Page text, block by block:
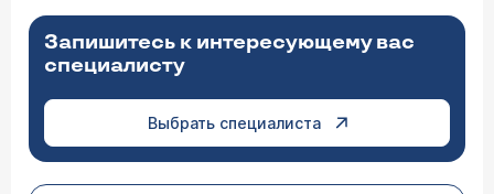
Запишитесь к интересующему вас
специалисту
Выбрать специалиста